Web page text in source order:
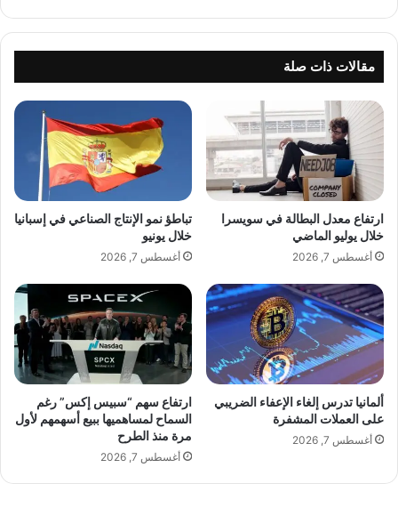
A post shared by BubblesAndPearlsEvents (@wowsurprise.jbeil)
ر
ل
ى
ف
ن
ي
س
ل
إ
ي
ط
ا
ل
ي
ة
ك
ي
:
ا
ل
ج
ي
ش
ا
ل
و
س
ي
و
ج
ه
ض
ر
ب
مقالات ذات صلة
ارتفاع معدل البطالة في سويسرا
خلال يوليو الماضي
أغسطس 7, 2026
تباطؤ نمو الإنتاج الصناعي في إسبانيا
خلال يونيو
أغسطس 7, 2026
ألمانيا تدرس إلغاء الإعفاء الضريبي
على العملات المشفرة
أغسطس 7, 2026
ارتفاع سهم “سبيس إكس” رغم
السماح لمساهميها ببيع أسهمهم لأول
مرة منذ الطرح
أغسطس 7, 2026